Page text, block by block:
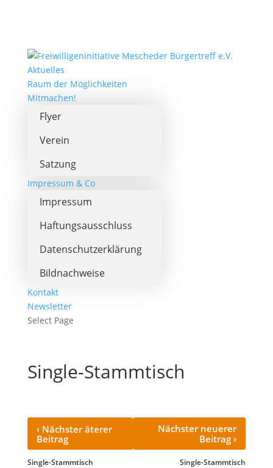
Aktuelles
Raum der Möglichkeiten
Mitmachen!
Flyer
Verein
Satzung
Impressum & Co
Impressum
Haftungsausschluss
Datenschutzerklärung
Bildnachweise
Kontakt
Newsletter
Select Page
Single-Stammtisch
‹Nächster äterer
Beitrag
Single-Stammtisch
Nächster neuerer
Beitrag›
Single-Stammtisch